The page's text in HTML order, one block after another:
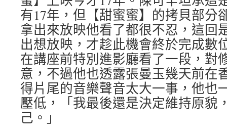
有17年，但【甜蜜蜜】的拷貝部分
拿出來放映他看了都很不忍，這回
出想放映，才趁此機會終於完成數
在講座前特別進影廳看了一段，對
意，不過他也透露張曼玉幾天前在
得片尾的音樂聲音太大一事，他也
壓低，「我最後還是決定維持原貌
己。」